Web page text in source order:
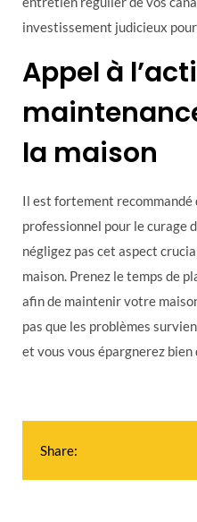
investissement judicieux
Appel à
la maison
Il est fortement recommandé
professionnel pour le curage
négligez pas cet aspect
maison. Prenez le temps de
afin de maintenir votre
pas que les problèmes
et vous vous épargnerez bien
Share: